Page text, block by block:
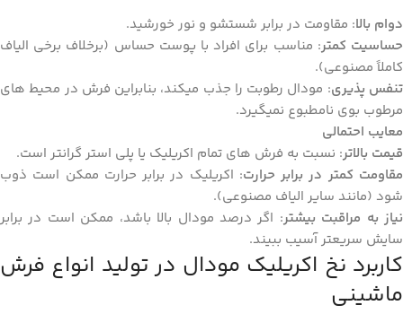
دوام بالا: مقاومت در برابر شستشو و نور خورشید.
حساسیت کمتر: مناسب برای افراد با پوست حساس (برخلاف برخی الیاف
کاملاً مصنوعی).
تنفس پذیری: مودال رطوبت را جذب میکند، بنابراین فرش در محیط های
مرطوب بوی نامطبوع نمیگیرد.
معایب احتمالی
قیمت بالاتر: نسبت به فرش های تمام اکریلیک یا پلی استر گرانتر است.
مقاومت کمتر در برابر حرارت: اکریلیک در برابر حرارت ممکن است ذوب
شود (مانند سایر الیاف مصنوعی).
نیاز به مراقبت بیشتر: اگر درصد مودال بالا باشد، ممکن است در برابر
سایش سریعتر آسیب ببیند.
کاربرد نخ اکریلیک مودال در تولید انواع فرش
ماشینی